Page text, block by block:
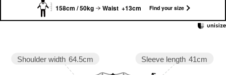
158cm / 50kg Waist +13cm Find your size
Sleeve length 41cm
Shoulder width 64.5cm